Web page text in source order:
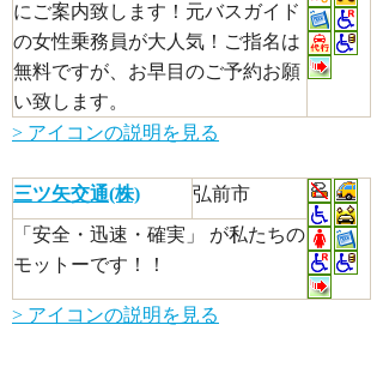
にご案内致します！元バスガイド
の女性乗務員が大人気！ご指名は
無料ですが、お早目のご予約お願
い致します。
> アイコンの説明を見る
三ツ矢交通(株)
弘前市
「安全・迅速・確実」 が私たちの
モットーです！！
> アイコンの説明を見る